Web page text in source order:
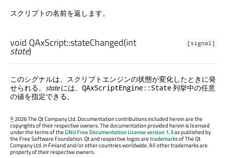
スクリプトの名前を返します。
[signal]
void QAxScript::stateChanged(int
state)
このシグナルは、スクリプトエンジンの状態が変化したときに発
せられる。 stateには、 QAxScriptEngine::State列挙中の任意
の値を指定できる。
©2026 The Qt Company Ltd. Documentation contributions included herein are the
copyrights of their respective owners. The documentation provided herein is licensed
under the terms of theGNU Free Documentation License version 1.3as published by
the Free Software Foundation. Qt and respective logos aretrademarksof The Qt
Company Ltd. in Finland and/or other countries worldwide. All other trademarks are
property of their respective owners.